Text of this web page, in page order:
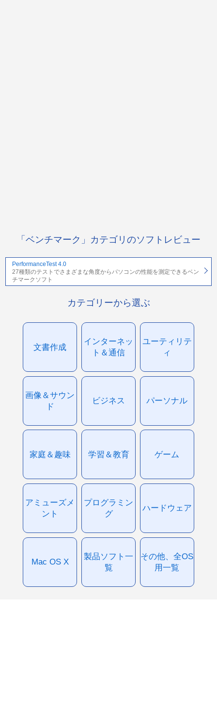
「ベンチマーク」カテゴリのソフトレビュー
PerformanceTest 4.0
27種類のテストでさまざまな角度からパソコンの性能を測定できるベン
チマークソフト
カテゴリーから選ぶ
文書作成
インターネッ
ト＆通信
ユーティリテ
ィ
画像＆サウン
ド
ビジネス パーソナル
家庭＆趣味 学習＆教育 ゲーム
アミューズメ
ント
プログラミン
グ
ハードウェア
Mac OS X
製品ソフト一
覧
その他、全OS
用一覧